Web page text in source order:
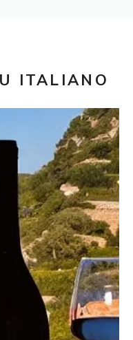
ITALIANO